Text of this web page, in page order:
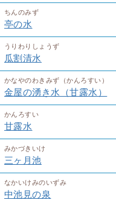
ちんのみず
亭の水
うりわりしょうず
瓜割清水
かなやのわきみず（かんろすい）
金屋の湧き水（甘露水）
かんろすい
甘露水
みかづきいけ
三ヶ月池
なかいけみのいずみ
中池見の泉